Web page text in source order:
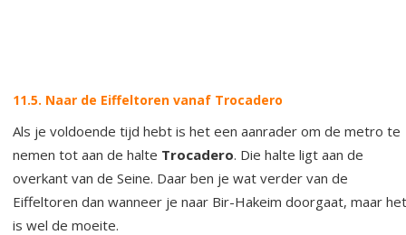
11.5. Naar de Eiffeltoren vanaf Trocadero
Als je voldoende tijd hebt is het een aanrader om de metro te
nemen tot aan de halte Trocadero. Die halte ligt aan de
overkant van de Seine. Daar ben je wat verder van de
Eiffeltoren dan wanneer je naar Bir-Hakeim doorgaat, maar het
is wel de moeite.